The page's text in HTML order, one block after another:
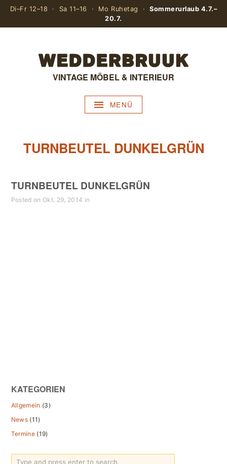
Di–Fr 12–18 · Sa 11–16 · Mo Ruhetag ·Sommerurlaub 4.7.–
20.7.
VINTAGE MÖBEL & INTERIEUR
MENÜ
TURNBEUTEL DUNKELGRÜN
TURNBEUTEL DUNKELGRÜN
Posted on Okt. 29, 2014 in
KATEGORIEN
Allgemein (3)
News (11)
Termine (19)